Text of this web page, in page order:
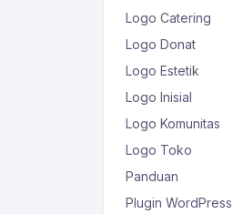
Logo Catering
Logo Donat
Logo Estetik
Logo Inisial
Logo Komunitas
Logo Toko
Panduan
Plugin WordPress